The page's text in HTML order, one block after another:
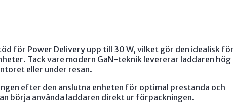
för Power Delivery upp till 30 W, vilket gör den idealisk för
Tack vare modern GaN-teknik levererar laddaren hög
eller under resan.
efter den anslutna enheten för optimal prestanda och
börja använda laddaren direkt ur förpackningen.